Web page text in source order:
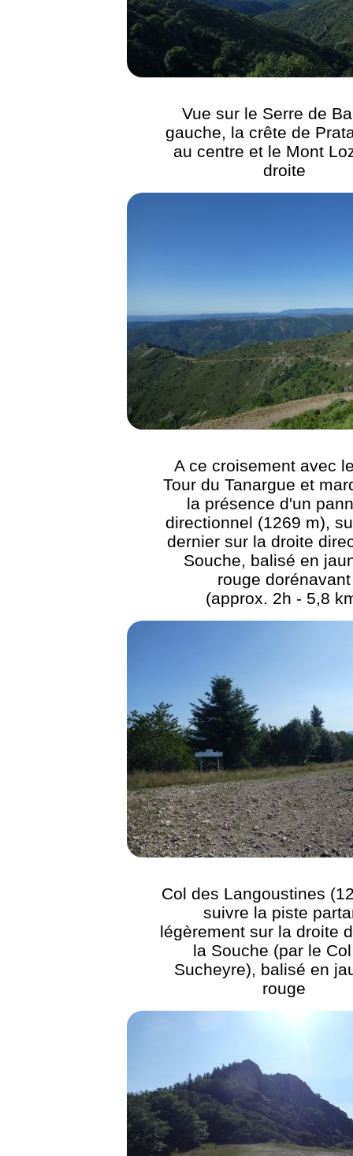
Vue sur le Serre de
gauche, la crête de
au centre et le Mont
droite
A ce croisement avec
Tour du Tanargue et
la présence d'un
directionnel (1269 m),
dernier sur la droite
Souche, balisé en
rouge dorénavant
(approx. 2h - 5,8
Col des Langoustines
suivre la piste
légèrement sur la droite
la Souche (par le
Sucheyre), balisé en
rouge